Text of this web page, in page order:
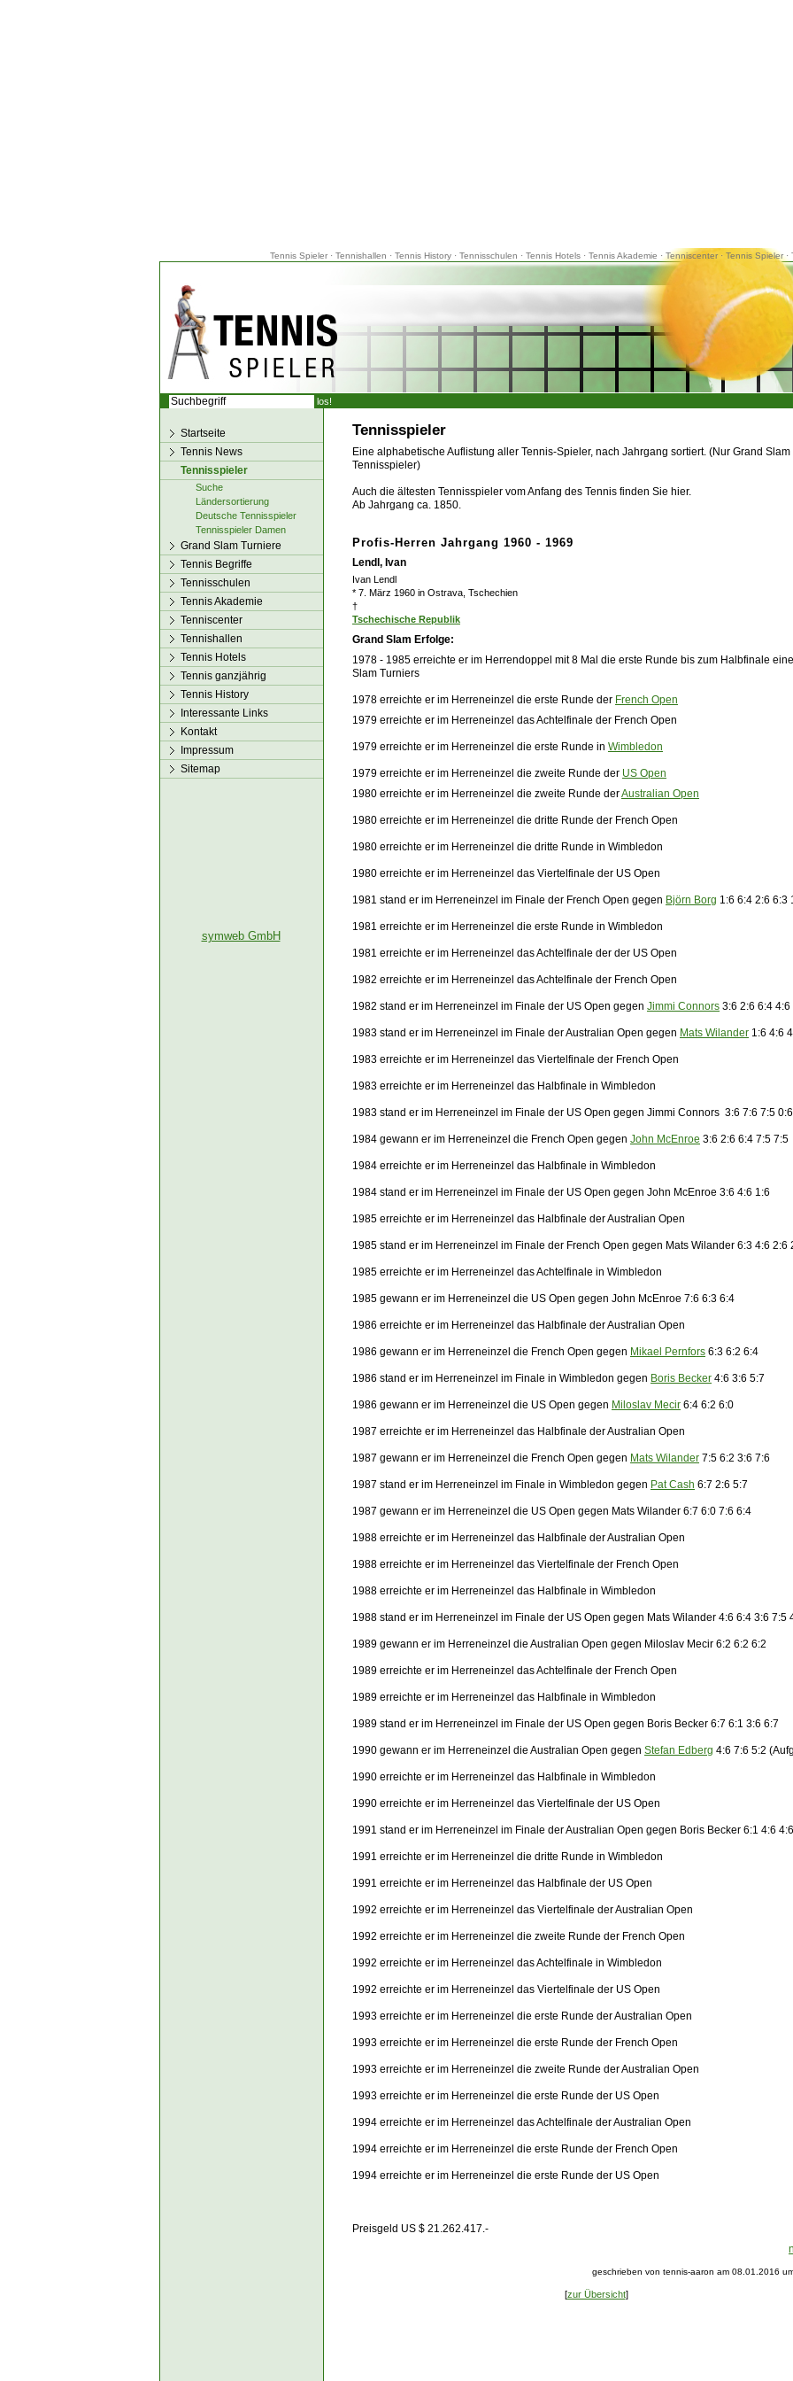
Tennis Spieler· Tennishallen · Tennis History· Tennisschulen · Tennis Hotels · Tennis Akademie · Tenniscenter· Tennis Spieler·
Tennisspieler
Eine alphabetische Auflistung aller Tennis-Spieler, nach Jahrgang sortiert. (Nur Grand Slam
Tennisspieler)
Auch die ältesten Tennisspieler vom Anfang des Tennis finden Sie hier.
Ab Jahrgang ca. 1850.
Profis-Herren Jahrgang 1960 - 1969
Lendl, Ivan
Ivan Lendl
* 7. März 1960 in Ostrava, Tschechien
†
Tschechische Republik
Grand Slam Erfolge:
1978 - 1985 erreichte er im Herrendoppel mit 8 Mal die erste Runde bis zum Halbfinale
Slam Turniers
1978 erreichte er im Herreneinzel die erste Runde der French Open
1979 erreichte er im Herreneinzel das Achtelfinale der French Open
1979 erreichte er im Herreneinzel die erste Runde in Wimbledon
1979 erreichte er im Herreneinzel die zweite Runde der US Open
1980 erreichte er im Herreneinzel die zweite Runde derAustralian Open
1980 erreichte er im Herreneinzel die dritte Runde der French Open
1980 erreichte er im Herreneinzel die dritte Runde in Wimbledon
1980 erreichte er im Herreneinzel das Viertelfinale der US Open
1981 stand er im Herreneinzel im Finale der French Open gegen Björn Borg 1:6 6:4 2:6 6:3
1981 erreichte er im Herreneinzel die erste Runde in Wimbledon
1981 erreichte er im Herreneinzel das Achtelfinale der der US Open
1982 erreichte er im Herreneinzel das Achtelfinale der French Open
1982 stand er im Herreneinzel im Finale der US Open gegen Jimmi Connors 3:6 2:6 6:4 4:6
1983 stand er im Herreneinzel im Finale der Australian Open gegen Mats Wilander 1:6 4:6
1983 erreichte er im Herreneinzel das Viertelfinale der French Open
1983 erreichte er im Herreneinzel das Halbfinale in Wimbledon
1983 stand er im Herreneinzel im Finale der US Open gegen Jimmi Connors 3:6 7:6 7:5 0:6
1984 gewann er im Herreneinzel die French Open gegen John McEnroe 3:6 2:6 6:4 7:5 7:5
1984 erreichte er im Herreneinzel das Halbfinale in Wimbledon
1984 stand er im Herreneinzel im Finale der US Open gegen John McEnroe 3:6 4:6 1:6
1985 erreichte er im Herreneinzel das Halbfinale der Australian Open
1985 stand er im Herreneinzel im Finale der French Open gegen Mats Wilander 6:3 4:6 2:6
1985 erreichte er im Herreneinzel das Achtelfinale in Wimbledon
1985 gewann er im Herreneinzel die US Open gegen John McEnroe 7:6 6:3 6:4
1986 erreichte er im Herreneinzel das Halbfinale der Australian Open
1986 gewann er im Herreneinzel die French Open gegen Mikael Pernfors 6:3 6:2 6:4
1986 stand er im Herreneinzel im Finale in Wimbledon gegen Boris Becker 4:6 3:6 5:7
1986 gewann er im Herreneinzel die US Open gegen Miloslav Mecir 6:4 6:2 6:0
1987 erreichte er im Herreneinzel das Halbfinale der Australian Open
1987 gewann er im Herreneinzel die French Open gegen Mats Wilander 7:5 6:2 3:6 7:6
1987 stand er im Herreneinzel im Finale in Wimbledon gegen Pat Cash 6:7 2:6 5:7
1987 gewann er im Herreneinzel die US Open gegen Mats Wilander 6:7 6:0 7:6 6:4
1988 erreichte er im Herreneinzel das Halbfinale der Australian Open
1988 erreichte er im Herreneinzel das Viertelfinale der French Open
1988 erreichte er im Herreneinzel das Halbfinale in Wimbledon
1988 stand er im Herreneinzel im Finale der US Open gegen Mats Wilander 4:6 6:4 3:6 7:5
1989 gewann er im Herreneinzel die Australian Open gegen Miloslav Mecir 6:2 6:2 6:2
1989 erreichte er im Herreneinzel das Achtelfinale der French Open
1989 erreichte er im Herreneinzel das Halbfinale in Wimbledon
1989 stand er im Herreneinzel im Finale der US Open gegen Boris Becker 6:7 6:1 3:6 6:7
1990 gewann er im Herreneinzel die Australian Open gegen Stefan Edberg 4:6 7:6 5:2
1990 erreichte er im Herreneinzel das Halbfinale in Wimbledon
1990 erreichte er im Herreneinzel das Viertelfinale der US Open
1991 stand er im Herreneinzel im Finale der Australian Open gegen Boris Becker 6:1 4:6
1991 erreichte er im Herreneinzel die dritte Runde in Wimbledon
1991 erreichte er im Herreneinzel das Halbfinale der US Open
1992 erreichte er im Herreneinzel das Viertelfinale der Australian Open
1992 erreichte er im Herreneinzel die zweite Runde der French Open
1992 erreichte er im Herreneinzel das Achtelfinale in Wimbledon
1992 erreichte er im Herreneinzel das Viertelfinale der US Open
1993 erreichte er im Herreneinzel die erste Runde der Australian Open
1993 erreichte er im Herreneinzel die erste Runde der French Open
1993 erreichte er im Herreneinzel die zweite Runde der Australian Open
1993 erreichte er im Herreneinzel die erste Runde der US Open
1994 erreichte er im Herreneinzel das Achtelfinale der Australian Open
1994 erreichte er im Herreneinzel die erste Runde der French Open
1994 erreichte er im Herreneinzel die erste Runde der US Open
Preisgeld US $ 21.262.417.-
geschrieben von tennis-aaron am 08.01.2016
[zur Übersicht]
Startseite
Tennis News
Tennisspieler
Suche
Ländersortierung
Deutsche Tennisspieler
Tennisspieler Damen
Grand Slam Turniere
Tennis Begriffe
Tennisschulen
Tennis Akademie
Tenniscenter
Tennishallen
Tennis Hotels
Tennis ganzjährig
Tennis History
Interessante Links
Kontakt
Impressum
Sitemap
symweb GmbH
los!